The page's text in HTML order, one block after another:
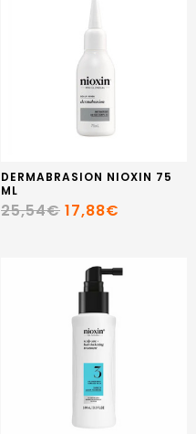
DERMABRASION NIOXIN 75
ML
25,54€ 17,88€